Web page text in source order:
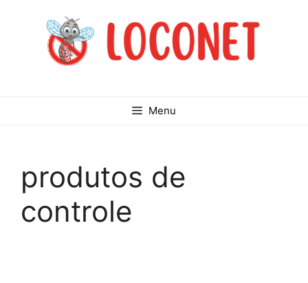
conteúdo
Menu
produtos de
controle